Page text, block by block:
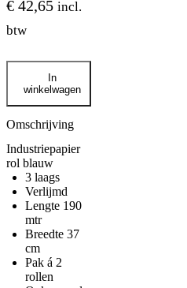
€ 42,65 incl.
btw
Industriepapier
blauw
aantal
In
winkelwagen
Omschrijving
Industriepapier
rol blauw
3 laags
Verlijmd
Lengte 190
mtr
Breedte 37
cm
Pak á 2
rollen